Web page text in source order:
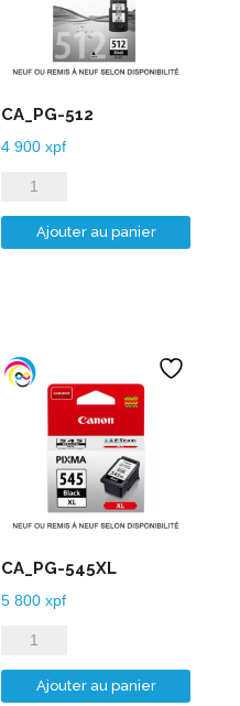
CA_PG-512
4 900xpf
quantité
de
CA_PG-
Ajouter au panier
CA_PG-545XL
5 800xpf
quantité
de
CA_PG-
Ajouter au panier